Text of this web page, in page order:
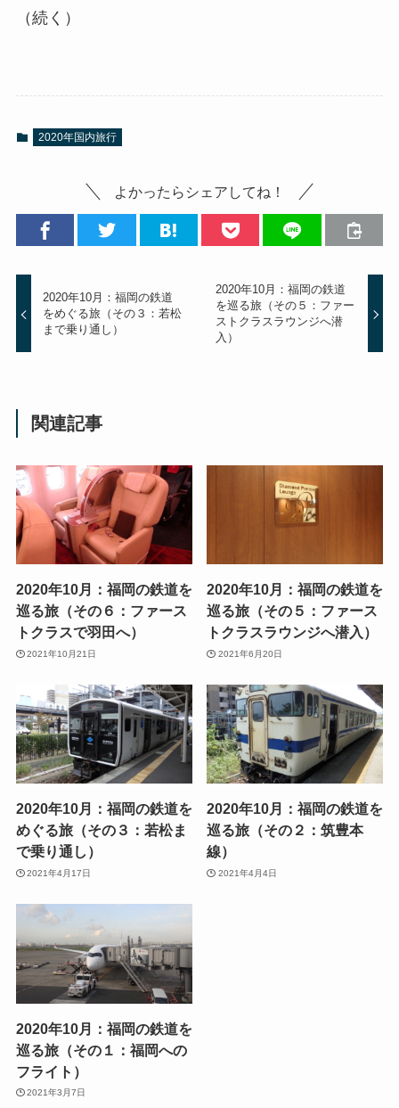
（続く）
2020年国内旅行
よかったらシェアしてね！
2020年10月：福岡の鉄道
をめぐる旅（その３：若松
まで乗り通し）
2020年10月：福岡の鉄道
を巡る旅（その５：ファー
ストクラスラウンジへ潜
入）
関連記事
2020年10月：福岡の鉄道を
巡る旅（その６：ファース
トクラスで羽田へ）
2021年10月21日
2020年10月：福岡の鉄道を
巡る旅（その５：ファース
トクラスラウンジへ潜入）
2021年6月20日
2020年10月：福岡の鉄道を
めぐる旅（その３：若松ま
で乗り通し）
2021年4月17日
2020年10月：福岡の鉄道を
巡る旅（その２：筑豊本
線）
2021年4月4日
2020年10月：福岡の鉄道を
巡る旅（その１：福岡への
フライト）
2021年3月7日